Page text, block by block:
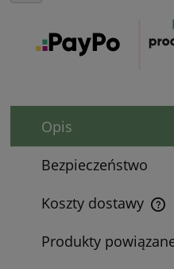
Opis
Bezpieczeństwo
Koszty dostawy
Cena nie zawiera
Produkty